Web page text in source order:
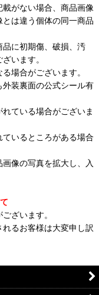
載がない場合、商品画像
は違う個体の同一商品
品に初期傷、破損、汚
います。
場合がございます。
外装裏面の公式シール有
ている場合がございま
ているところがある場合
像の写真を拡大し、入
ざいます。
るお客様は大変申し訳